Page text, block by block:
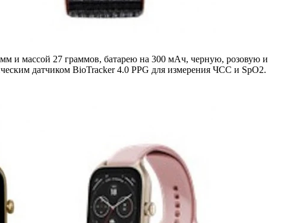
и массой 27 граммов, батарею на 300 мАч, черную, розовую и
датчиком BioTracker 4.0 PPG для измерения ЧСС и SpO2.